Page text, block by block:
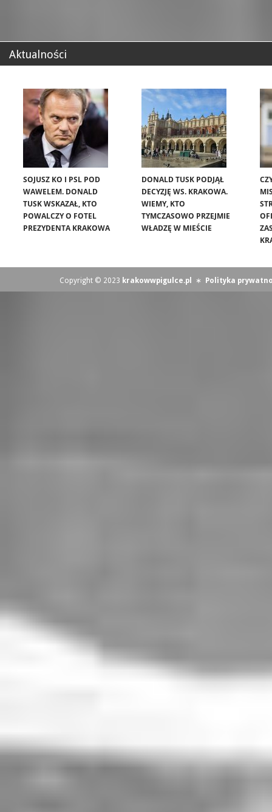
Aktualności
SOJUSZ KO I PSL POD
WAWELEM. DONALD
TUSK WSKAZAŁ, KTO
POWALCZY O FOTEL
PREZYDENTA KRAKOWA
DONALD TUSK PODJĄŁ
DECYZJĘ WS. KRAKOWA.
WIEMY, KTO
TYMCZASOWO PRZEJMIE
WŁADZĘ W MIEŚCIE
Copyright © 2023 krakowwpigulce.pl ∗ Polityka